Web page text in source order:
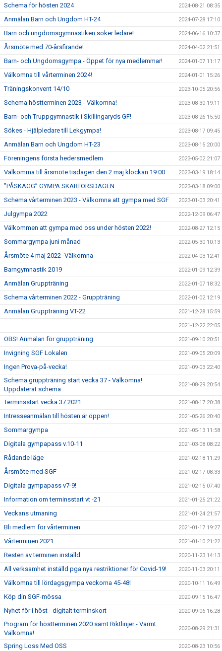
Schema för hösten 2024 2024-08-21 08:35
Anmälan Barn och Ungdom HT-24 2024-07-28 17:10
Barn och ungdomsgymnastiken söker ledare! 2024-06-16 10:37
Årsmöte med 70-årsfirande! 2024-04-02 21:51
Barn- och Ungdomsgympa - Öppet för nya medlemmar! 2024-01-07 11:17
Välkomna till vårterminen 2024! 2024-01-01 15:26
Träningskonvent 14/10 2023-10-05 20:56
Schema höstterminen 2023 - Välkomna! 2023-08-30 19:11
Barn- och Truppgymnastik i Skillingaryds GF! 2023-08-26 15:50
Sökes - Hjälpledare till Lekgympa! 2023-08-17 09:45
Anmälan Barn och Ungdom HT-23 2023-08-15 20:00
Föreningens första hedersmedlem 2023-05-02 21:07
Välkomma till årsmöte tisdagen den 2 maj klockan 19:00 2023-03-19 18:14
”PÅSKÄGG” GYMPA SKÄRTORSDAGEN 2023-03-18 09:00
Schema vårterminen 2023 - Välkomna att gympa med SGF 2023-01-03 20:41
Julgympa 2022 2022-12-09 06:47
Välkommen att gympa med oss under hösten 2022! 2022-08-27 12:15
Sommargympa juni månad 2022-05-30 10:13
Årsmöte 4 maj 2022 -Välkomna 2022-04-03 12:41
Barngymnastik 2019 2022-01-09 12:39
Anmälan Gruppträning 2022-01-07 18:32
Schema vårterminen 2022 - Gruppträning 2022-01-02 12:19
Anmälan Gruppträning VT-22 2021-12-28 15:59
2021-12-22 22:05
OBS! Anmälan för gruppträning 2021-09-10 20:51
Invigning SGF Lokalen 2021-09-05 20:09
Ingen Prova-på-vecka! 2021-09-03 22:40
Schema gruppträning start vecka 37 - Välkomna!
Uppdaterat schema
2021-08-29 20:54
Terminsstart vecka 37 2021 2021-08-17 20:38
Intresseanmälan till hösten är öppen! 2021-05-26 20:40
Sommargympa 2021-05-13 11:58
Digitala gympapass v.10-11 2021-03-08 08:22
Rådande läge 2021-02-18 11:29
Årsmöte med SGF 2021-02-17 08:33
Digitala gympapass v7-9! 2021-02-15 07:40
Information om terminsstart vt -21 2021-01-25 21:22
Veckans utmaning 2021-01-24 21:57
Bli medlem för vårterminen 2021-01-17 19:27
Vårterminen 2021 2021-01-10 21:22
Resten av terminen inställd 2020-11-23 14:13
All verksamhet inställd pga nya restriktioner för Covid-19! 2020-11-03 20:11
Välkomna till lördagsgympa veckorna 45-48! 2020-10-11 16:49
Köp din SGF-mössa 2020-09-15 16:47
Nyhet för i höst - digitalt terminskort 2020-09-06 16:28
Program för höstterminen 2020 samt Riktlinjer - Varmt
Välkomna!
2020-08-29 21:31
Spring Loss Med OSS 2020-08-23 10:56